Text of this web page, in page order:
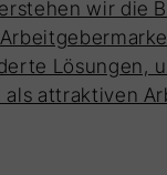
wir die
Lösungen,
attraktiven